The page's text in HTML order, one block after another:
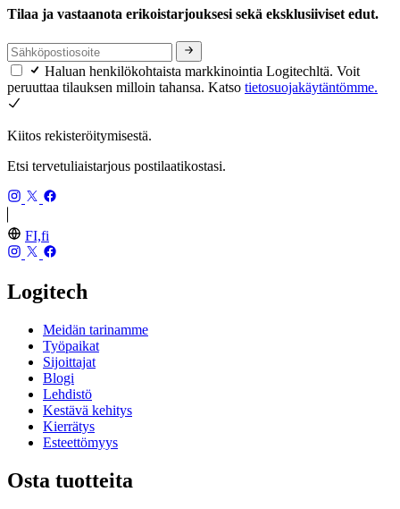
Tilaa ja vastaanota erikoistarjouksesi sekä eksklusiiviset edut.
Haluan henkilökohtaista markkinointia Logitechltä. Voit
peruuttaa tilauksen milloin tahansa. Katso tietosuojakäytäntömme.
Kiitos rekisteröitymisestä.
Etsi tervetuliaistarjous postilaatikostasi.
FI,fi
Logitech
Meidän tarinamme
Työpaikat
Sijoittajat
Blogi
Lehdistö
Kestävä kehitys
Kierrätys
Esteettömyys
Osta tuotteita